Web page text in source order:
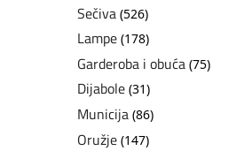
Sečiva (526)
Lampe (178)
Garderoba i obuća (75)
Dijabole (31)
Municija (86)
Oružje (147)